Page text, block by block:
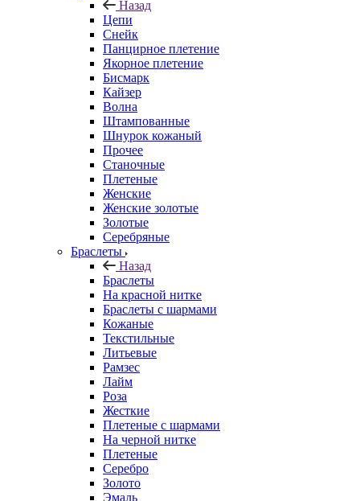
Назад
Цепи
Снейк
Панцирное плетение
Якорное плетение
Бисмарк
Кайзер
Волна
Штампованные
Шнурок кожаный
Прочее
Станочные
Плетеные
Женские
Женские золотые
Золотые
Серебряные
Браслеты
Назад
Браслеты
На красной нитке
Браслеты с шармами
Кожаные
Текстильные
Литьевые
Рамзес
Лайм
Роза
Жесткие
Плетеные с шармами
На черной нитке
Плетеные
Серебро
Золото
Эмаль